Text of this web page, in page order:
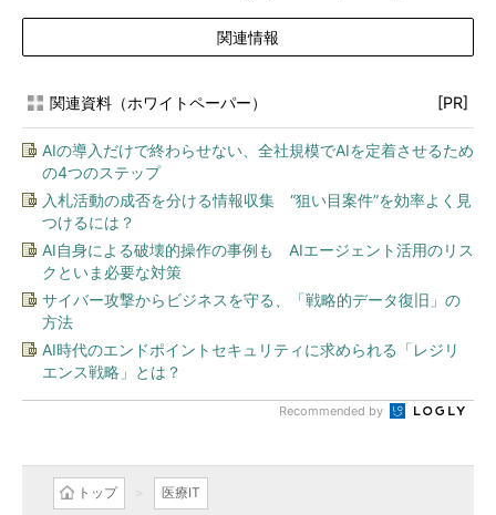
関連情報
関連資料（ホワイトペーパー） [PR]
AIの導入だけで終わらせない、全社規模でAIを定着させるため
の4つのステップ
入札活動の成否を分ける情報収集 “狙い目案件”を効率よく見
つけるには？
AI自身による破壊的操作の事例も AIエージェント活用のリス
クといま必要な対策
サイバー攻撃からビジネスを守る、「戦略的データ復旧」の
方法
AI時代のエンドポイントセキュリティに求められる「レジリ
エンス戦略」とは？
Recommended by
トップ 医療IT